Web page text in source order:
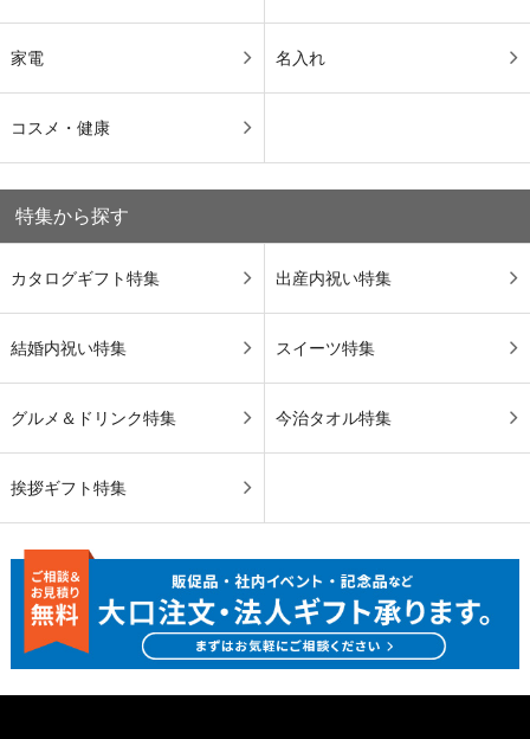
家電 名入れ
コスメ・健康
特集から探す
カタログギフト特集 出産内祝い特集
結婚内祝い特集 スイーツ特集
グルメ＆ドリンク特集 今治タオル特集
挨拶ギフト特集